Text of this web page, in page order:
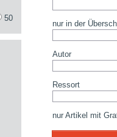
50
nur in der
Autor
Ressort
nur Artikel mit